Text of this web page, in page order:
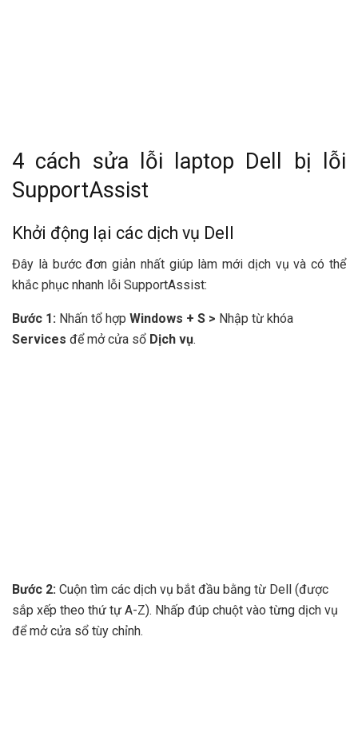
4 cách sửa lỗi laptop Dell bị lỗi
SupportAssist
Khởi động lại các dịch vụ Dell
Đây là bước đơn giản nhất giúp làm mới dịch vụ và có thể
khắc phục nhanh lỗi SupportAssist:
Bước 1: Nhấn tổ hợp Windows + S > Nhập từ khóa
Services để mở cửa sổ Dịch vụ.
Bước 2: Cuộn tìm các dịch vụ bắt đầu bằng từ Dell (được
sắp xếp theo thứ tự A-Z). Nhấp đúp chuột vào từng dịch vụ
để mở cửa sổ tùy chỉnh.